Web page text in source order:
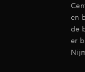
en
de
er